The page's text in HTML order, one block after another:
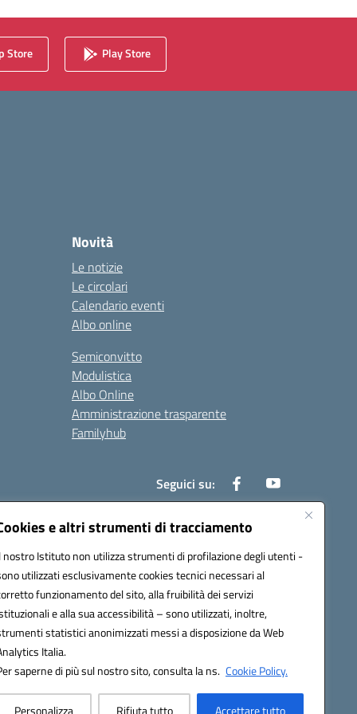
e altri strumenti di tracciamento
nostro Istituto non utilizza strumenti di profilazione degli utenti -
utilizzati esclusivamente cookies tecnici necessari al
funzionamento del sito, alla fruibilità dei servizi
e alla sua accessibilità – sono utilizzati, inoltre,
statistici anonimizzati messi a disposizione da Web
Italia.
saperne di più sul nostro sito, consulta la ns. Cookie Policy.
Personalizza Rifiuta tutto Accettare tutto
Store Play Store
Novità
Le notizie
Le circolari
Calendario eventi
Albo online
Semiconvitto
Modulistica
Albo Online
Amministrazione trasparente
Familyhub
Seguici su: